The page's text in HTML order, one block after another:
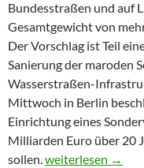
Bundesstraßen und auf
Gesamtgewicht von
Der Vorschlag ist Teil
Sanierung der maroden
Wasserstraßen-
Mittwoch in Berlin
Einrichtung eines
Milliarden Euro über 20
sollen.weiterlesen →